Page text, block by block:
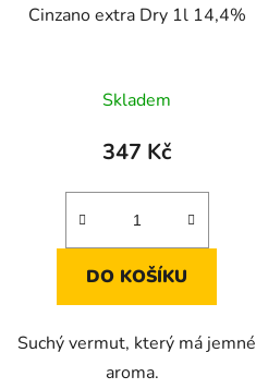
Cinzano extra Dry 1l 14,4%
Skladem
347 Kč
DO KOŠÍKU
Suchý vermut, který má jemné
aroma.